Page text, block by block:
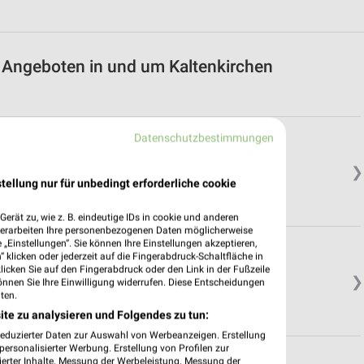
in und um Kaltenkirchen
❯
❯
Datenschutzbestimmungen
nur für unbedingt erforderliche cookie
zu, wie z. B. eindeutige IDs in cookie und anderen
Ihre personenbezogenen Daten möglicherweise
Sie können Ihre Einstellungen akzeptieren,
klicken oder jederzeit auf die Fingerabdruck-Schaltfläche in
Sie auf den Fingerabdruck oder den Link in der Fußzeile
Sie Ihre Einwilligung widerrufen. Diese Entscheidungen
zu analysieren und Folgendes zu tun:
Daten zur Auswahl von Werbeanzeigen. Erstellung
Werbung. Erstellung von Profilen zur
Inhalte. Messung der Werbeleistung. Messung der